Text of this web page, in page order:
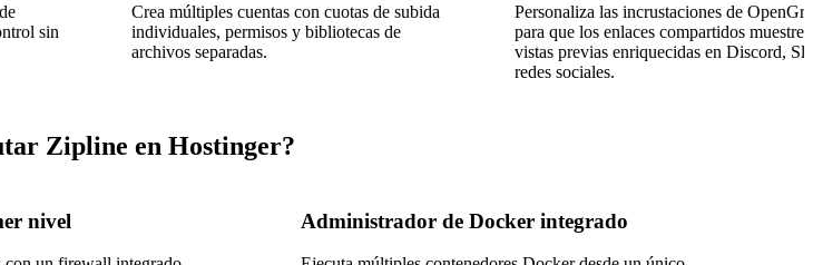
sin
Crea múltiples cuentas con cuotas de subida
individuales, permisos y bibliotecas de
archivos separadas.
Personaliza las incrustaciones de
para que los enlaces compartidos muestren
vistas previas enriquecidas en Discord,
redes sociales.
Zipline en Hostinger?
nivel Administrador de Docker integrado